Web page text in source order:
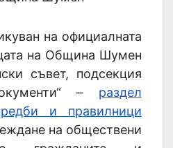
на официалната
на Община Шумен
съвет, подсекция
– раздел
и правилници
на обществени